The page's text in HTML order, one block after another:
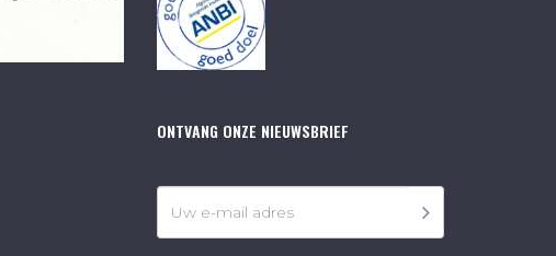
ONTVANG ONZE NIEUWSBRIEF